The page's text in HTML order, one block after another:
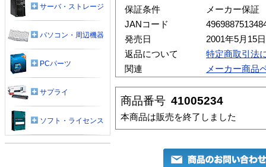
保証条件
メーカー保証
JANコード
発売日
2001年5月15日
返品について
特定商取引法
関連
メーカー商品
商品番号 41005234
本商品は販売を終了しました
サーバ・ストレージ
パソコン・周辺機器
PCパーツ
サプライ
ソフト・ライセンス